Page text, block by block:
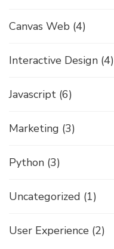
Canvas Web (4)
Interactive Design (4)
Javascript (6)
Marketing (3)
Python (3)
Uncategorized (1)
User Experience (2)